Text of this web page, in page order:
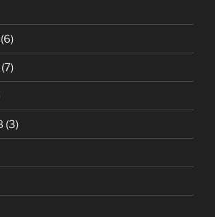
(6)
(7)
(3)